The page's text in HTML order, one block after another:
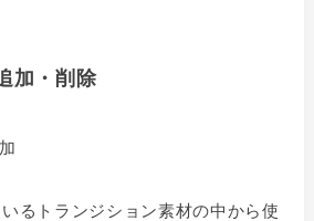
加・削除
るトランジション素材の中から使